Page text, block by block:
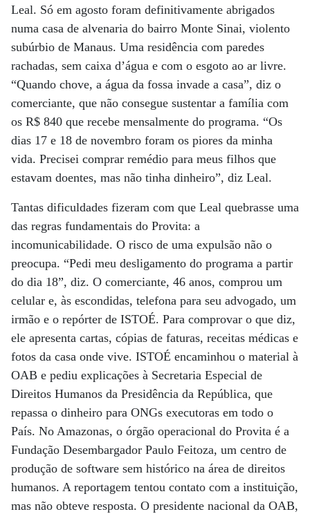
Leal. Só em agosto foram definitivamente abrigados
numa casa de alvenaria do bairro Monte Sinai, violento
subúrbio de Manaus. Uma residência com paredes
rachadas, sem caixa d’água e com o esgoto ao ar livre.
“Quando chove, a água da fossa invade a casa”, diz o
comerciante, que não consegue sustentar a família com
os R$ 840 que recebe mensalmente do programa. “Os
dias 17 e 18 de novembro foram os piores da minha
vida. Precisei comprar remédio para meus filhos que
estavam doentes, mas não tinha dinheiro”, diz Leal.
Tantas dificuldades fizeram com que Leal quebrasse uma
das regras fundamentais do Provita: a
incomunicabilidade. O risco de uma expulsão não o
preocupa. “Pedi meu desligamento do programa a partir
do dia 18”, diz. O comerciante, 46 anos, comprou um
celular e, às escondidas, telefona para seu advogado, um
irmão e o repórter de ISTOÉ. Para comprovar o que diz,
ele apresenta cartas, cópias de faturas, receitas médicas e
fotos da casa onde vive. ISTOÉ encaminhou o material à
OAB e pediu explicações à Secretaria Especial de
Direitos Humanos da Presidência da República, que
repassa o dinheiro para ONGs executoras em todo o
País. No Amazonas, o órgão operacional do Provita é a
Fundação Desembargador Paulo Feitoza, um centro de
produção de software sem histórico na área de direitos
humanos. A reportagem tentou contato com a instituição,
mas não obteve resposta. O presidente nacional da OAB,